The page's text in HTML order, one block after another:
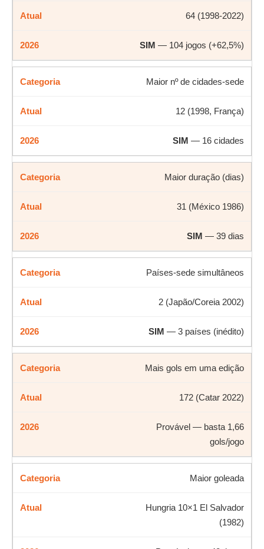
64 (1998-2022)
SIM — 104 jogos (+62,5%)
Maior nº de cidades-sede
12 (1998, França)
SIM — 16 cidades
Maior duração (dias)
31 (México 1986)
SIM — 39 dias
Países-sede simultâneos
2 (Japão/Coreia 2002)
SIM — 3 países (inédito)
Mais gols em uma edição
172 (Catar 2022)
Provável — basta 1,66
gols/jogo
Maior goleada
Hungria 10×1 El Salvador
(1982)